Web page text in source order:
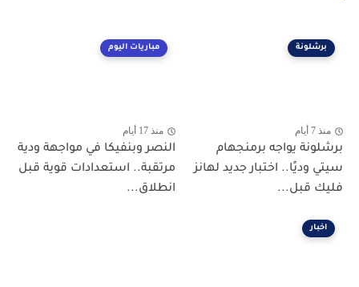
برشلونة
منذ 7 أيام
برشلونة يواجه برمنجهام
سيتي وديًا.. اختبار جديد لهانز
فليك قبل...
مباريات اليوم
منذ 17 أيام
النصر وبنفيكا في مواجهة ودية
مرتقبة.. استعدادات قوية قبل
انطلاق...
اخبار